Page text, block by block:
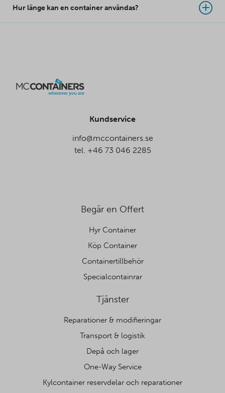
Hur länge kan en container användas?
Kundservice
info@mccontainers.se
tel. +46 73 046 2285
Begär en Offert
Hyr Container
Köp Container
Containertillbehör
Specialcontainrar
Tjänster
Reparationer & modifieringar
Transport & logistik
Depå och lager
One-Way Service
Kylcontainer reservdelar och reparationer